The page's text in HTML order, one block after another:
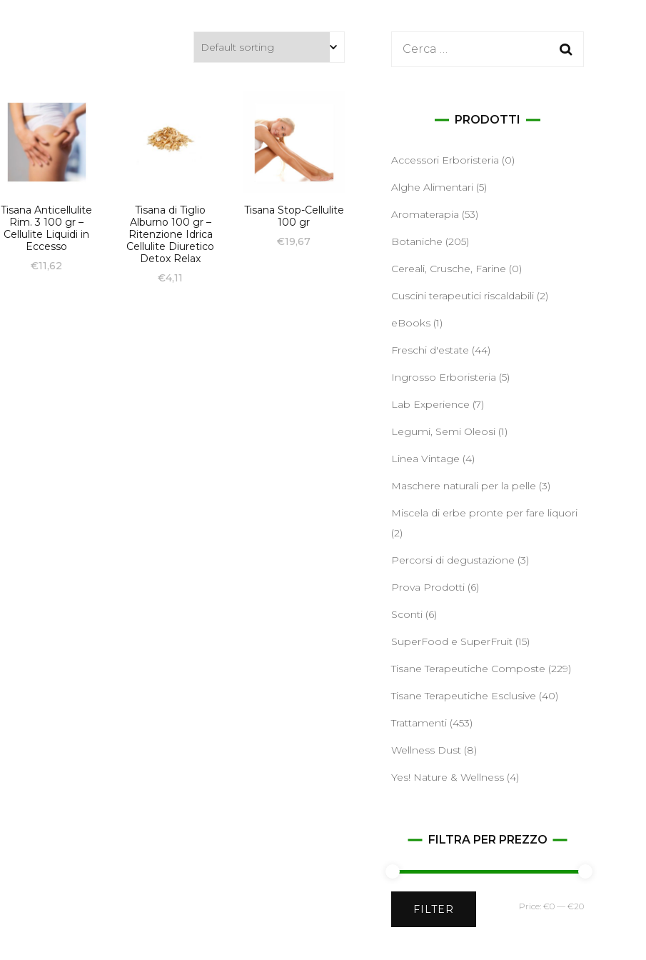
Tisana Anticellulite
Rim. 3 100 gr –
Cellulite Liquidi in
Eccesso
€11,62
Tisana di Tiglio
Alburno 100 gr –
Ritenzione Idrica
Cellulite Diuretico
Detox Relax
€4,11
Tisana Stop-Cellulite
100 gr
€19,67
Ricerca
PRODOTTI
Accessori Erboristeria (0)
Alghe Alimentari (5)
Aromaterapia (53)
Botaniche (205)
Cereali, Crusche, Farine (0)
Cuscini terapeutici riscaldabili (2)
eBooks (1)
Freschi d'estate (44)
Ingrosso Erboristeria (5)
Lab Experience (7)
Legumi, Semi Oleosi (1)
Linea Vintage (4)
Maschere naturali per la pelle (3)
Miscela di erbe pronte per fare liquori
(2)
Percorsi di degustazione (3)
Prova Prodotti (6)
Sconti (6)
SuperFood e SuperFruit (15)
Tisane Terapeutiche Composte (229)
Tisane Terapeutiche Esclusive (40)
Trattamenti (453)
Wellness Dust (8)
Yes! Nature & Wellness (4)
FILTRA PER PREZZO
Min
Max
FILTER Price: €0 — €20